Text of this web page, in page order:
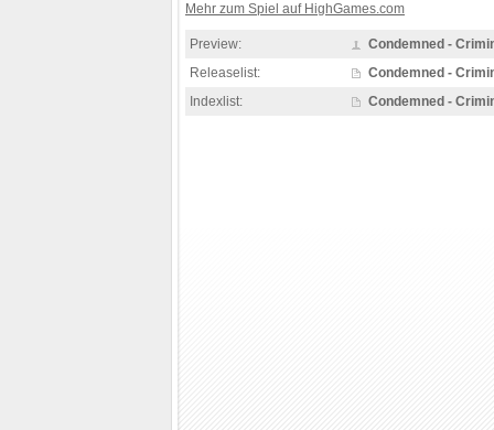
Mehr zum Spiel auf HighGames.com
Preview:
Condemned -
Releaselist:
Condemned -
Indexlist:
Condemned -